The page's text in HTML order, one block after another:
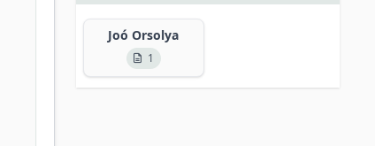
Joó Orsolya
1